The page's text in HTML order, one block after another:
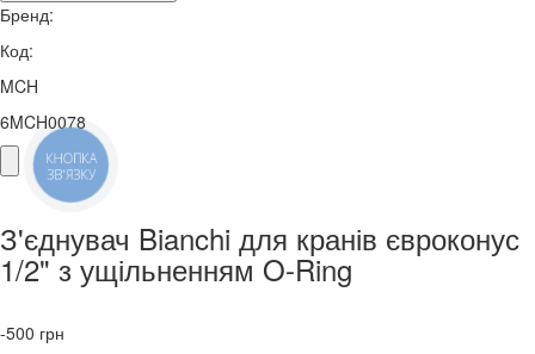
Бренд:
Код:
MCH
6MCH0078
З'єднувач Bianchi для кранів євроконус
1/2" з ущільненням O-Ring
-500 грн
КНОПКА
ЗВ'ЯЗКУ